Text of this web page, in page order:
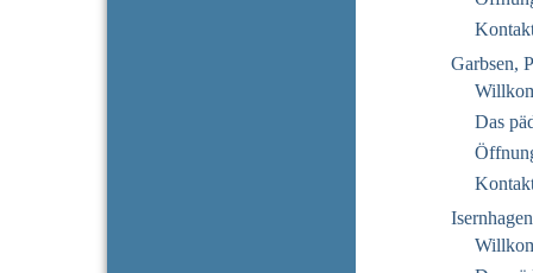
Garbsen,
Das